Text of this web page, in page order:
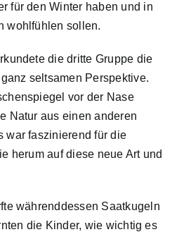
für den Winter haben und in
wohlfühlen sollen.
die dritte Gruppe die
seltsamen Perspektive.
vor der Nase
Natur aus einen anderen
war faszinierend für die
herum auf diese neue Art und
währenddessen Saatkugeln
die Kinder, wie wichtig es